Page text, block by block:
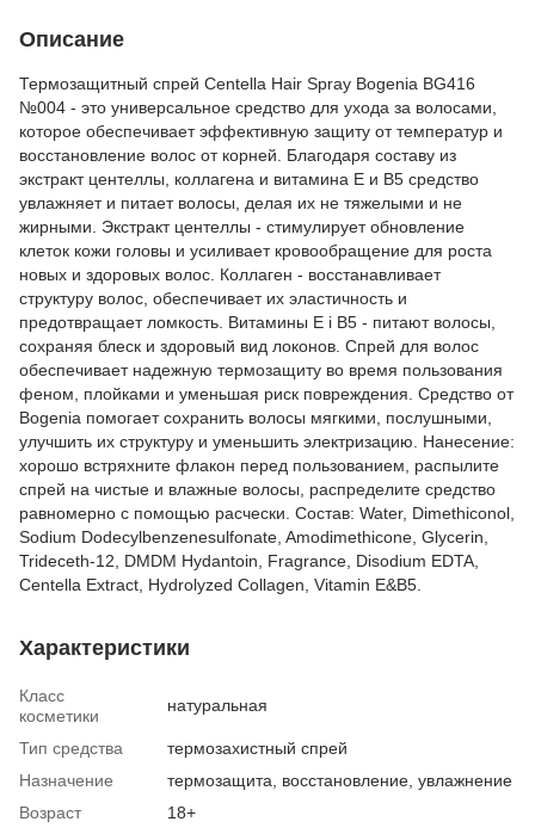
Описание
Термозащитный спрей Centella Hair Spray Bogenia BG416
№004 - это универсальное средство для ухода за волосами,
которое обеспечивает эффективную защиту от температур и
восстановление волос от корней. Благодаря составу из
экстракт центеллы, коллагена и витамина Е и В5 средство
увлажняет и питает волосы, делая их не тяжелыми и не
жирными. Экстракт центеллы - стимулирует обновление
клеток кожи головы и усиливает кровообращение для роста
новых и здоровых волос. Коллаген - восстанавливает
структуру волос, обеспечивает их эластичность и
предотвращает ломкость. Витамины E i B5 - питают волосы,
сохраняя блеск и здоровый вид локонов. Спрей для волос
обеспечивает надежную термозащиту во время пользования
феном, плойками и уменьшая риск повреждения. Средство от
Bogenia помогает сохранить волосы мягкими, послушными,
улучшить их структуру и уменьшить электризацию. Нанесение:
хорошо встряхните флакон перед пользованием, распылите
спрей на чистые и влажные волосы, распределите средство
равномерно с помощью расчески. Состав: Water, Dimethiconol,
Sodium Dodecylbenzenesulfonate, Amodimethicone, Glycerin,
Trideceth-12, DMDM Hydantoin, Fragrance, Disodium EDTA,
Centella Extract, Hydrolyzed Collagen, Vitamin E&B5.
Характеристики
Класс
косметики
натуральная
Тип средства
термозахистный спрей
Назначение
термозащита, восстановление, увлажнение
Возраст
18+